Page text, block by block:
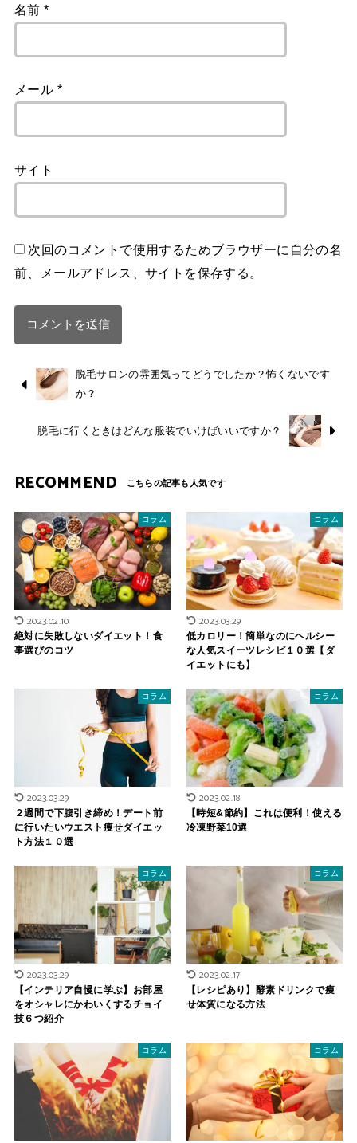
名前*
メール *
サイト
次回のコメントで使用するためブラウザーに自分の名
前、メールアドレス、サイトを保存する。
脱毛サロンの雰囲気ってどうでしたか？怖くないです
か？
脱毛に行くときはどんな服装でいけばいいですか？
RECOMMEND
コラム
2023.02.10
絶対に失敗しないダイエット！食
事選びのコツ
コラム
2023.03.29
低カロリー！簡単なのにヘルシー
な人気スイーツレシピ１０選【ダ
イエットにも】
コラム
2023.03.29
２週間で下腹引き締め！デート前
に行いたいウエスト痩せダイエッ
ト方法１０選
コラム
2023.02.18
【時短&節約】これは便利！使える
冷凍野菜10選
コラム
2023.03.29
【インテリア自慢に学ぶ】お部屋
をオシャレにかわいくするチョイ
技６つ紹介
コラム
2023.02.17
【レシピあり】酵素ドリンクで痩
せ体質になる方法
コラム コラム